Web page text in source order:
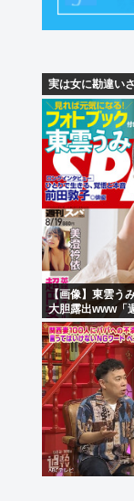
実は女に勘違い
【画像】東雲う
大胆露出www「
が万バズ！！！